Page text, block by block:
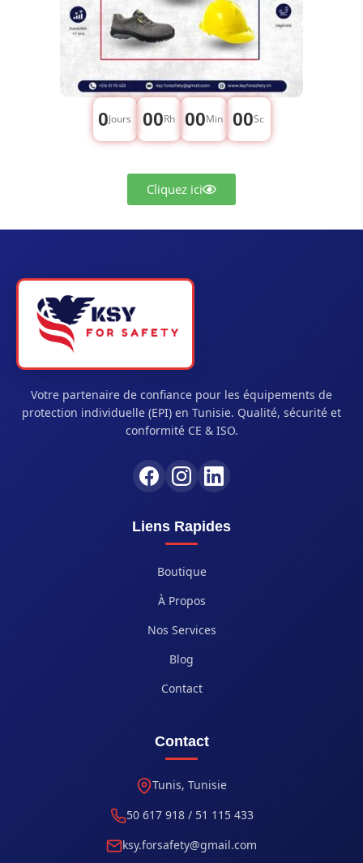
0Jours 00Rh 00Min 00Sc
Cliquez ici
Votre partenaire de confiance pour les équipements de
protection individuelle (EPI) en Tunisie. Qualité, sécurité et
conformité CE & ISO.
Liens Rapides
Boutique
À Propos
Nos Services
Blog
Contact
Contact
Tunis, Tunisie
50 617 918 / 51 115 433
ksy.forsafety@gmail.com